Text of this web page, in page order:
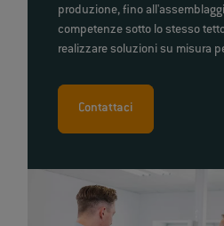
produzione, fino
competenze sotto lo stesso
realizzare soluzioni su misura
Contattaci